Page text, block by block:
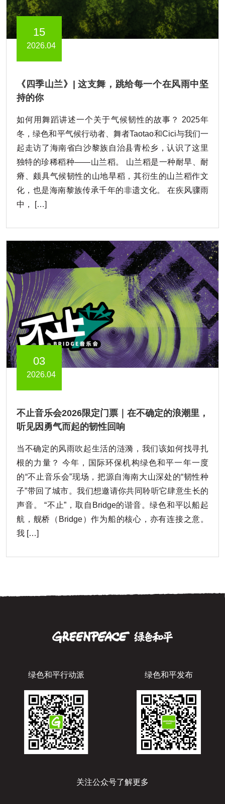
15
2026.04
《四季山兰》| 这支舞，跳给每一个在风雨中坚
持的你
如何用舞蹈讲述一个关于气候韧性的故事？ 2025年
冬，绿色和平气候行动者、舞者Taotao和Cici与我们一
起走访了海南省白沙黎族自治县青松乡，认识了这里
独特的珍稀稻种——山兰稻。 山兰稻是一种耐旱、耐
瘠、颇具气候韧性的山地旱稻，其衍生的山兰稻作文
化，也是海南黎族传承千年的非遗文化。 在疾风骤雨
中， […]
03
2026.04
不止音乐会2026限定门票｜在不确定的浪潮里，
听见因勇气而起的韧性回响
当不确定的风雨吹起生活的涟漪，我们该如何找寻扎
根的力量？ 今年，国际环保机构绿色和平一年一度
的“不止音乐会”现场，把源自海南大山深处的“韧性种
子”带回了城市。我们想邀请你共同聆听它肆意生长的
声音。 “不止”，取自Bridge的谐音。绿色和平以船起
航，舰桥（Bridge）作为船的核心，亦有连接之意。
我 […]
绿色和平行动派 绿色和平发布
关注公众号了解更多